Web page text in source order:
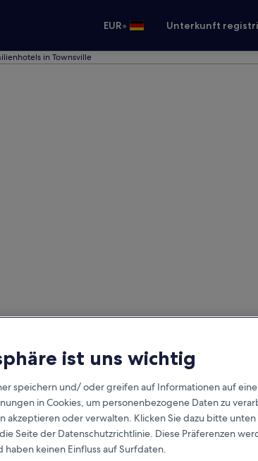
EUR• Unterkunft
in Townsville
ist uns wichtig
speichern und/ oder greifen auf Informationen auf
in Cookies, um personenbezogene Daten zu
akzeptieren oder verwalten. Klicken Sie dazu bitte
Seite der Datenschutzrichtlinie. Diese Präferenzen
haben keinen Einfluss auf Surfdaten.